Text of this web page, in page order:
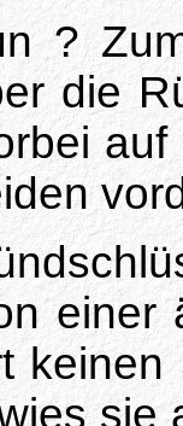
?
die
einer
sie